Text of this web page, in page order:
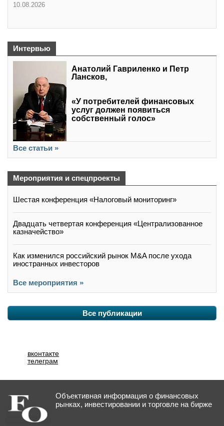
10.08.2026
Интервью
Анатолий Гавриленко и Петр
Лансков,
«У потребителей финансовых
услуг должен появиться
собственный голос»
Все статьи »
Мероприятия и спецпроекты
Шестая конференция «Налоговый мониторинг»
Двадцать четвертая конференция «Централизованное
казначейство»
Как изменился российский рынок M&A после ухода
иностранных инвесторов
Все мероприятия »
Все публикации
вконтакте
телеграм
Объективная информация о финансовых
рынках, инвестировании и торговле на бирже